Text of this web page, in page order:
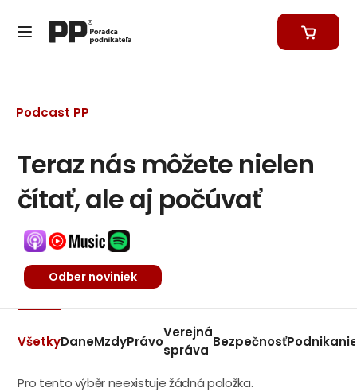
Podcast PP
Teraz nás môžete nielen
čítať, ale aj počúvať
Odber noviniek
VšetkyDaneMzdyPrávo
Verejná
správa
Bezpečnosť
Pro tento výběr neexistuje žádná položka.